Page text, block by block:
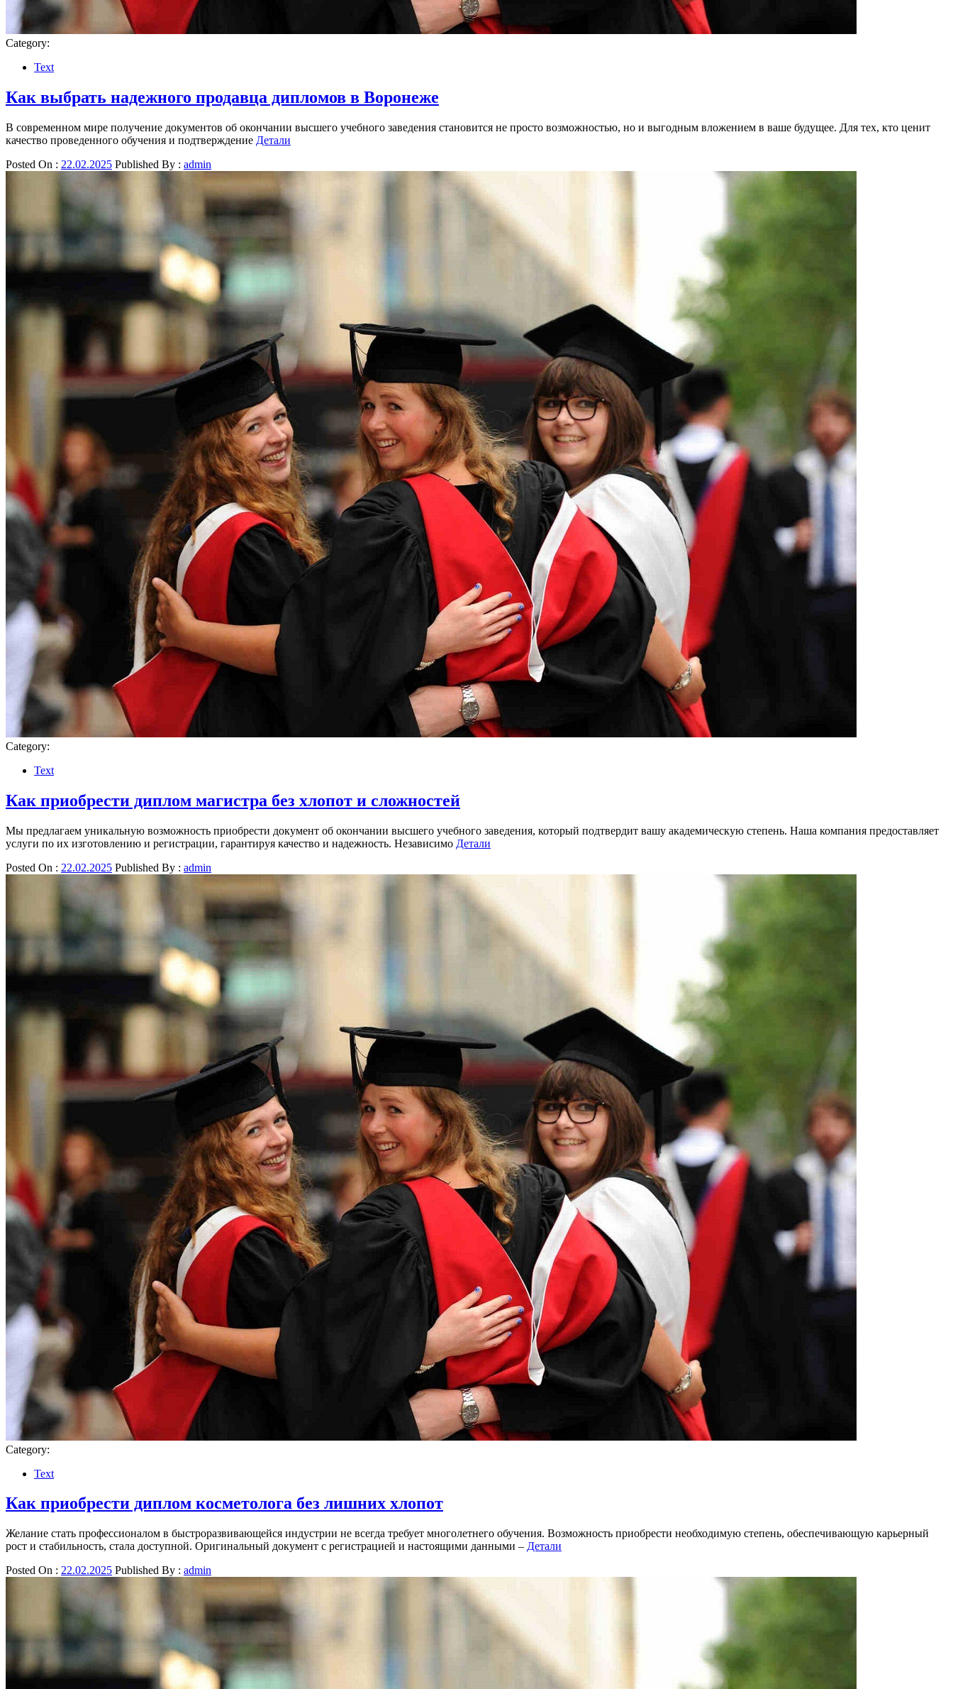
Category:
Text
Как выбрать надежного продавца дипломов в Воронеже
В современном мире получение документов об окончании высшего учебного заведения становится не просто возможностью, но и выгодным вложением в ваше будущее. Для тех, кто ценит
качество проведенного обучения и подтверждение Детали
Posted On : 22.02.2025 Published By : admin
Category:
Text
Как приобрести диплом магистра без хлопот и сложностей
Мы предлагаем уникальную возможность приобрести документ об окончании высшего учебного заведения, который подтвердит вашу академическую степень. Наша компания предоставляет
услуги по их изготовлению и регистрации, гарантируя качество и надежность. Независимо Детали
Posted On : 22.02.2025 Published By : admin
Category:
Text
Как приобрести диплом косметолога без лишних хлопот
Желание стать профессионалом в быстроразвивающейся индустрии не всегда требует многолетнего обучения. Возможность приобрести необходимую степень, обеспечивающую карьерный
рост и стабильность, стала доступной. Оригинальный документ с регистрацией и настоящими данными – Детали
Posted On : 22.02.2025 Published By : admin